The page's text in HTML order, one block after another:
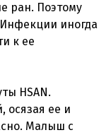
ран. Поэтому
иногда
к ее
HSAN.
осязая ее и
Малыш с